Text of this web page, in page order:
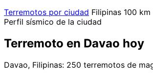
Terremotos por ciudad Filipinas 100 km
Perfil sísmico de la ciudad
Terremoto en Davao hoy
Davao, Filipinas: 250 terremotos de